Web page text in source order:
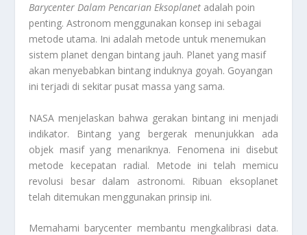
Barycenter Dalam Pencarian Eksoplanet adalah poin
penting. Astronom menggunakan konsep ini sebagai
metode utama. Ini adalah metode untuk menemukan
sistem planet dengan bintang jauh. Planet yang masif
akan menyebabkan bintang induknya goyah. Goyangan
ini terjadi di sekitar pusat massa yang sama.
NASA menjelaskan bahwa gerakan bintang ini menjadi
indikator. Bintang yang bergerak menunjukkan ada
objek masif yang menariknya. Fenomena ini disebut
metode kecepatan radial. Metode ini telah memicu
revolusi besar dalam astronomi. Ribuan eksoplanet
telah ditemukan menggunakan prinsip ini.
Memahami barycenter membantu mengkalibrasi data.